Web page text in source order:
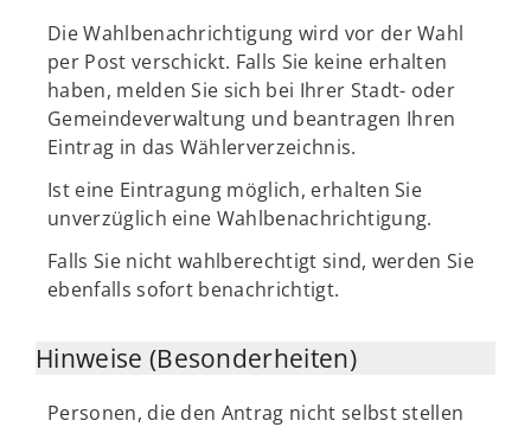
Die Wahlbenachrichtigung wird vor der Wahl
per Post verschickt. Falls Sie keine erhalten
haben, melden Sie sich bei Ihrer Stadt- oder
Gemeindeverwaltung und beantragen Ihren
Eintrag in das Wählerverzeichnis.
Ist eine Eintragung möglich, erhalten Sie
unverzüglich eine Wahlbenachrichtigung.
Falls Sie nicht wahlberechtigt sind, werden Sie
ebenfalls sofort benachrichtigt.
Hinweise (Besonderheiten)
Personen, die den Antrag nicht selbst stellen